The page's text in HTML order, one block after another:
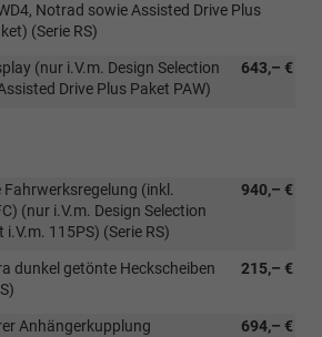
Notrad sowie Assisted Drive Plus
(Serie RS)
643,– €
(nur i.V.m. Design Selection
Drive Plus Paket PAW)
940,– €
Fahrwerksregelung (inkl.
(nur i.V.m. Design Selection
115PS) (Serie RS)
215,– €
dunkel getönte Heckscheiben
694,– €
Anhängerkupplung